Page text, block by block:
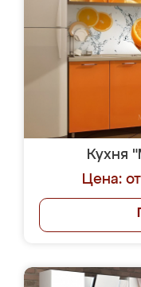
Кухня
Цена: